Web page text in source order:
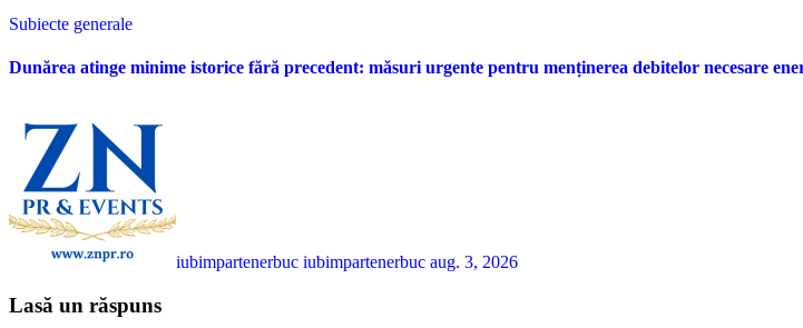
Subiecte generale
Dunărea atinge minime istorice fără precedent: măsuri urgente pentru menținerea debitelor necesare
iubimpartenerbuc iubimpartenerbuc aug. 3, 2026
Lasă un răspuns